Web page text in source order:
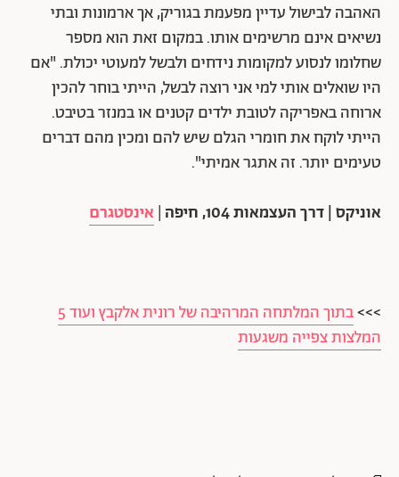
האהבה לבישול עדיין מפעמת בגוריק, אך ארמונות ובתי
נשיאים אינם מרשימים אותו. במקום זאת הוא מספר
שחלומו לנסוע למקומות נידחים ולבשל למעוטי יכולת. "אם
היו שואלים אותי למי אני רוצה לבשל, הייתי בוחר להכין
ארוחה באפריקה לטובת ילדים קטנים או במנזר בטיבט.
הייתי לוקח את חומרי הגלם שיש להם ומכין מהם דברים
טעימים יותר. זה אתגר אמיתי".
אוניקס | דרך העצמאות 104, חיפה |אינסטגרם
>>>
בתוך המלתחה המרהיבה של רונית אלקבץ ועוד 5
המלצות צפייה משגעות